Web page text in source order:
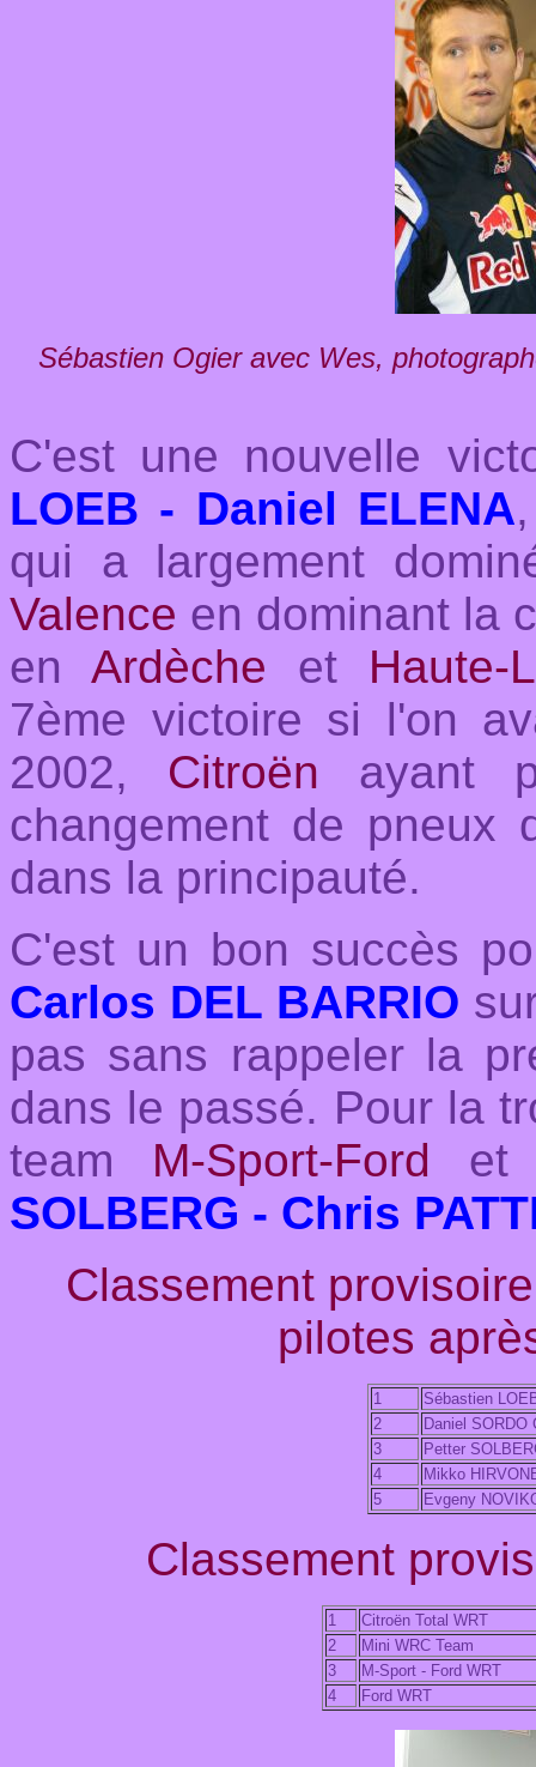
Sébastien Ogier avec Wes,
C'est une nouvelle
LOEB - Daniel ELENA
qui a largement
Valence en dominant la
en Ardèche et Haute-
7ème victoire si l'on
2002, Citroën ayant
changement de
dans la principauté.
C'est un bon succès
Carlos DEL BARRIO
pas sans rappeler la
dans le passé. Pour la
team M-Sport-Ford
SOLBERG - Chris
Classement
pilotes
1
Sébastien
2
Daniel SORDO
3
Petter
4
Mikko
5
Evgeny
Classement
1
Citroën Total WRT
2
Mini WRC Team
3
M-Sport - Ford WRT
4
Ford WRT